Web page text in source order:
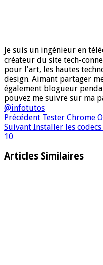
Je suis un ingénieur en
créateur du site tech-
pour l'art, les hautes
design. Aimant partager
également blogueur
pouvez me suivre sur ma
@infotutos
Précédent Tester Chrome
Suivant Installer les
10
Articles Similaires